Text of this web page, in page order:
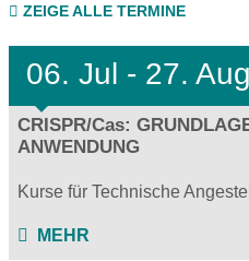
ZEIGE ALLE TERMINE
06. Jul - 27. Aug
CRISPR/Cas:
ANWENDUNG
Kurse für Technische
MEHR